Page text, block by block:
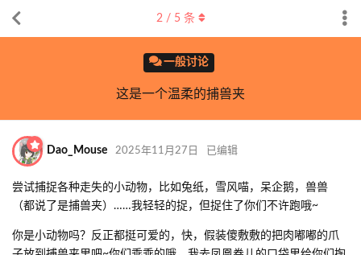
一般讨论
这是一个温柔的捕兽夹
2/ 5条
Dao_Mouse 2025年11月27日 已编辑
尝试捕捉各种走失的小动物，比如兔纸，雪风喵，呆企鹅，兽兽
（都说了是捕兽夹）……我轻轻的捉，但捉住了你们不许跑哦~
你是小动物吗？反正都挺可爱的，快，假装傻敷敷的把肉嘟嘟的爪